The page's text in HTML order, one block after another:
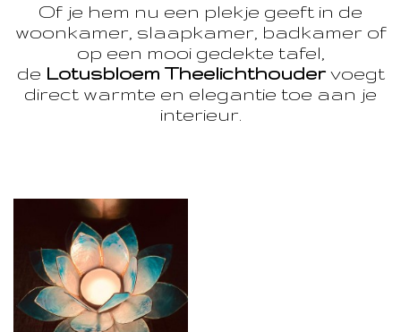
Of je hem nu een plekje geeft in de
woonkamer, slaapkamer, badkamer of
op een mooi gedekte tafel,
de Lotusbloem Theelichthoudervoegt
direct warmte en elegantie toe aan je
interieur.